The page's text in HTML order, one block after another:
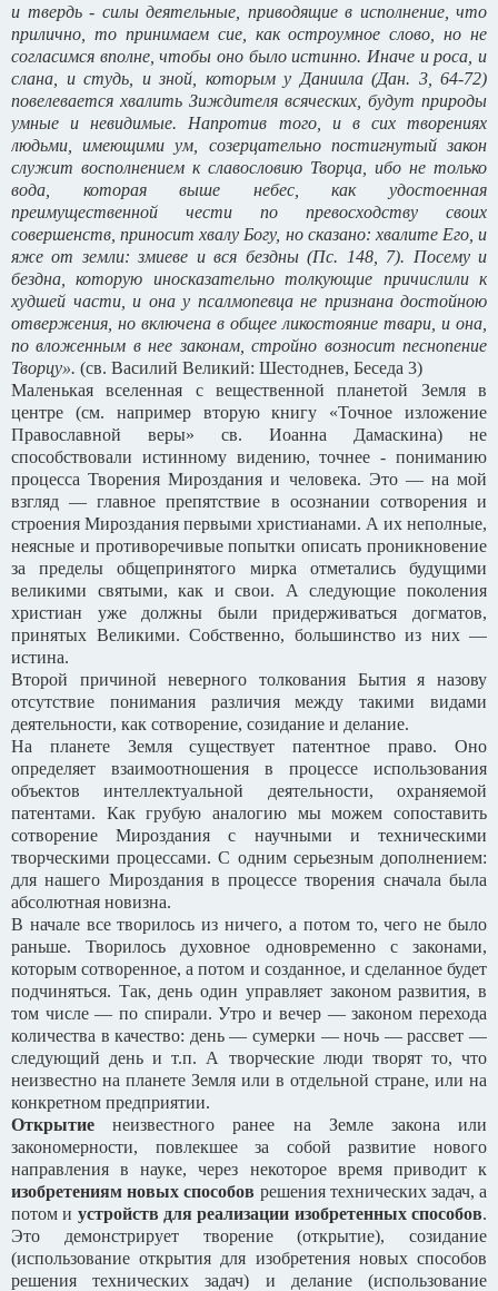
и твердь - силы деятельные, приводящие в исполнение, что
прилично, то принимаем cиe, как остроумное слово, но не
согласимся вполне, чтобы оно было истинно. Иначе и роса, и
слана, и студь, и зной, которым у Даниила (Дан. 3, 64-72)
повелевается хвалить Зиждителя всяческих, будут природы
умные и невидимые. Напротив того, и в сих творениях
людьми, имеющими ум, созерцательно постигнутый закон
служит восполнением к славословию Творца, ибо не только
вода, которая выше небес, как удостоенная
преимущественной чести по превосходству своих
совершенств, приносит хвалу Богу, но сказано: хвалите Его, и
яже от земли: змиеве и вся бездны (Пс. 148, 7). Посему и
бездна, которую иносказательно толкующие причислили к
худшей части, и она у псалмопевца не признана достойною
отвержения, но включена в общее ликостояние твари, и она,
по вложенным в нее законам, стройно возносит песнопение
Творцу». (св. Василий Великий: Шестоднев, Беседа 3)
Маленькая вселенная с вещественной планетой Земля в
центре (см. например вторую книгу «Точное изложение
Православной веры» св. Иоанна Дамаскина) не
способствовали истинному видению, точнее - пониманию
процесса Творения Мироздания и человека. Это — на мой
взгляд — главное препятствие в осознании сотворения и
строения Мироздания первыми христианами. А их неполные,
неясные и противоречивые попытки описать проникновение
за пределы общепринятого мирка отметались будущими
великими святыми, как и свои. А следующие поколения
христиан уже должны были придерживаться догматов,
принятых Великими. Собственно, большинство из них —
истина.
Второй причиной неверного толкования Бытия я назову
отсутствие понимания различия между такими видами
деятельности, как сотворение, созидание и делание.
На планете Земля существует патентное право. Оно
определяет взаимоотношения в процессе использования
объектов интеллектуальной деятельности, охраняемой
патентами. Как грубую аналогию мы можем сопоставить
сотворение Мироздания с научными и техническими
творческими процессами. С одним серьезным дополнением:
для нашего Мироздания в процессе творения сначала была
абсолютная новизна.
В начале все творилось из ничего, а потом то, чего не было
раньше. Творилось духовное одновременно с законами,
которым сотворенное, а потом и созданное, и сделанное будет
подчиняться. Так, день один управляет законом развития, в
том числе — по спирали. Утро и вечер — законом перехода
количества в качество: день — сумерки — ночь — рассвет —
следующий день и т.п. А творческие люди творят то, что
неизвестно на планете Земля или в отдельной стране, или на
конкретном предприятии.
Открытие неизвестного ранее на Земле закона или
закономерности, повлекшее за собой развитие нового
направления в науке, через некоторое время приводит к
изобретениям новых способов решения технических задач, а
потом и устройств для реализации изобретенных способов.
Это демонстрирует творение (открытие), созидание
(использование открытия для изобретения новых способов
решения технических задач) и делание (использование